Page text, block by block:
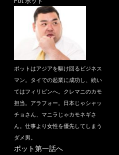
ポットはアジアを駆け回るビジネス
マン。タイでの起業に成功し、続い
てはフィリピンへ。クレマニのカモ
担当。アラフォー。日本じゃシャッ
チョさん、マニラじゃカモネギさ
ん。仕事より女性を優先してしまう
ダメ男。
ポット第一話へ